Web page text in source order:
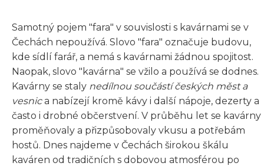
Samotný pojem "fara" v souvislosti s kavárnami se v
Čechách nepoužívá. Slovo "fara" označuje budovu,
kde sídlí farář, a nemá s kavárnami žádnou spojitost.
Naopak, slovo "kavárna" se vžilo a používá se dodnes.
Kavárny se staly nedílnou součástí českých měst a
vesnica nabízejí kromě kávy i další nápoje, dezerty a
často i drobné občerstvení. V průběhu let se kavárny
proměňovaly a přizpůsobovaly vkusu a potřebám
hostů. Dnes najdeme v Čechách širokou škálu
kaváren od tradičních s dobovou atmosférou po